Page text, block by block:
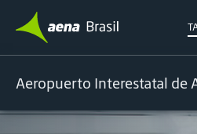
Aeropuerto Interestatal de